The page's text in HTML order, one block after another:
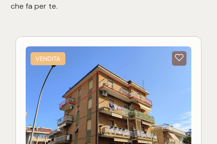
che fa per te.
VENDITA